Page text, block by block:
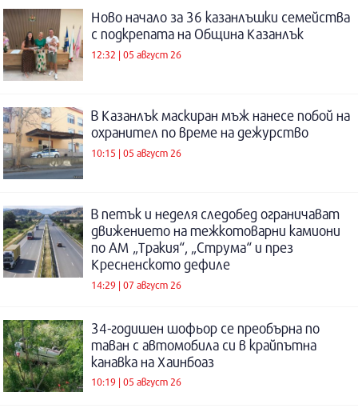
Ново начало за 36 казанлъшки семейства
с подкрепата на Община Казанлък
12:32 | 05 август 26
В Казанлък маскиран мъж нанесе побой на
охранител по време на дежурство
10:15 | 05 август 26
В петък и неделя следобед ограничават
движението на тежкотоварни камиони
по АМ „Тракия“, „Струма“ и през
Кресненското дефиле
14:29 | 07 август 26
34-годишен шофьор се преобърна по
таван с автомобила си в крайпътна
канавка на Хаинбоаз
10:19 | 05 август 26